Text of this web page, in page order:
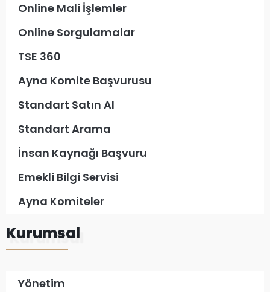
Online Mali İşlemler
Online Sorgulamalar
TSE 360
Ayna Komite Başvurusu
Standart Satın Al
Standart Arama
İnsan Kaynağı Başvuru
Emekli Bilgi Servisi
Ayna Komiteler
Kurumsal
Yönetim